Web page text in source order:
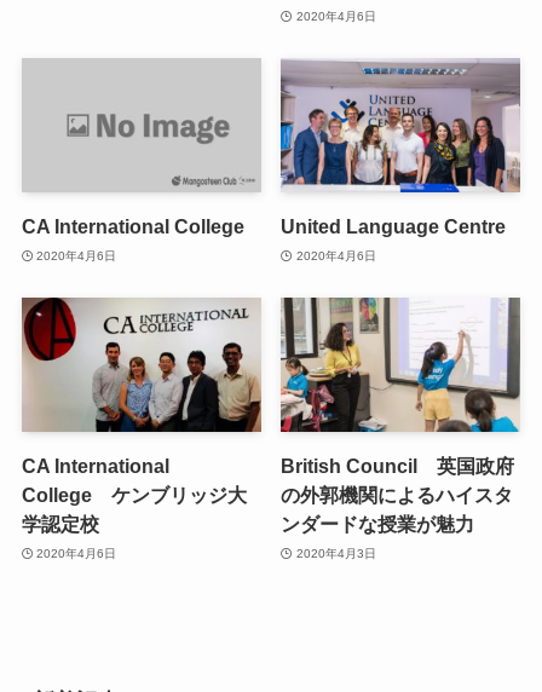
2020年4月6日
CA International College
2020年4月6日
United Language Centre
2020年4月6日
CA International
College ケンブリッジ大
学認定校
2020年4月6日
British Council 英国政府
の外郭機関によるハイスタ
ンダードな授業が魅力
2020年4月3日